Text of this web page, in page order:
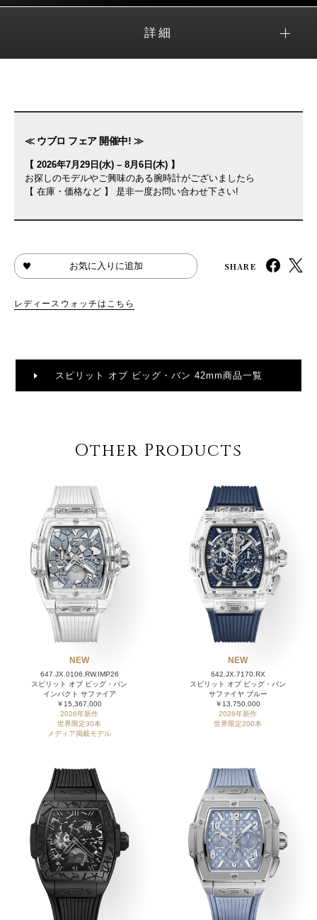
詳細
≪ ウブロ フェア 開催中! ≫
【 2026年7月29日(水) – 8月6日(木) 】
お探しのモデルやご興味のある腕時計がございましたら
【 在庫・価格など 】 是非一度お問い合わせ下さい!
お気に入りに追加 SHARE
レディースウォッチはこちら
スピリット オブ ビッグ・バン 42mm商品一覧
Other Products
NEW
647.JX.0106.RW.IMP26
スピリット オブ ビッグ・バン
インパクト サファイア
￥15,367,000
2026年新作
世界限定30本
メディア掲載モデル
NEW
642.JX.7170.RX
スピリット オブ ビッグ・バン
サファイヤ ブルー
￥13,750,000
2026年新作
世界限定200本